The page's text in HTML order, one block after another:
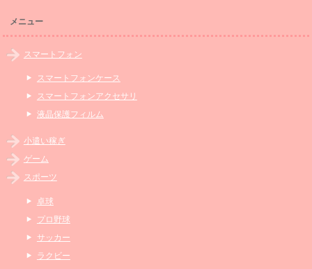
メニュー
スマートフォン
スマートフォンケース
スマートフォンアクセサリ
液晶保護フィルム
小遣い稼ぎ
ゲーム
スポーツ
卓球
プロ野球
サッカー
ラクビー